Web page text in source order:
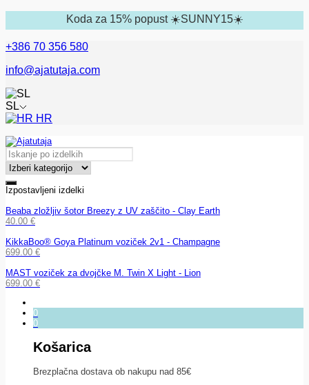
Koda za 15% popust ☀️SUNNY15☀️
+386 70 356 580
info@ajatutaja.com
SL
HR
Izpostavljeni izdelki
Beaba zložljiv šotor Breezy z UV zaščito - Clay Earth
40.00 €
KikkaBoo® Goya Platinum voziček 2v1 - Champagne
699.00 €
MAST voziček za dvojčke M. Twin X Light - Lion
699.00 €
0
0
Košarica
Brezplačna dostava ob nakupu nad 85€